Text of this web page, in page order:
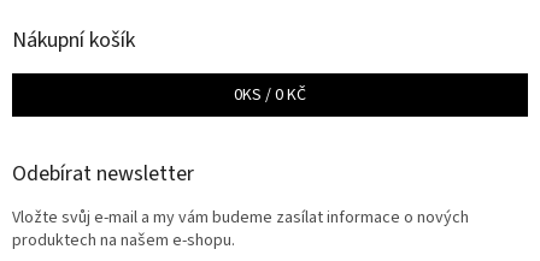
Nákupní košík
0KS /0 KČ
Odebírat newsletter
Vložte svůj e-mail a my vám budeme zasílat informace o nových
produktech na našem e-shopu.